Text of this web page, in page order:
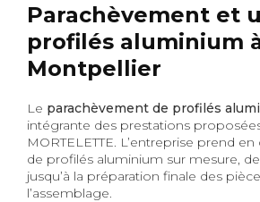
Parachèvement et
profilés aluminium
Montpellier
Le parachèvement de profilés
intégrante des prestations
MORTELETTE. L’entreprise prend en
de profilés aluminium sur mesure,
jusqu’à la préparation finale des
l’assemblage.